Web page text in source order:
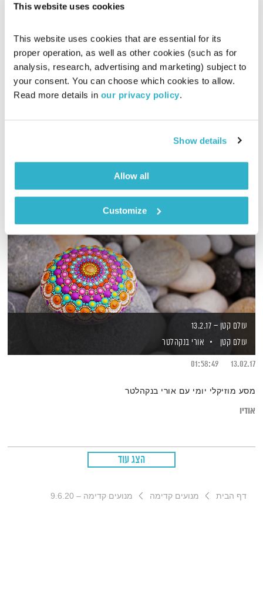
This website uses cookies
This website uses cookies that are essential for its
proper operation, as well as other cookies (such as for
analysis, research, advertising and marketing) subject to
your consent. You can choose which cookies to allow.
Read more details in our privacy policy.
Show details
Allow all
Customize
פה זה טוב
לירון תאני
07.04.21
01:29:19
לירון תאני מארח את אלון נוימן לשיחה והשמעות מהפרויקט החדש,
אודיו
עולם קטן – 13.2.17
עולם קטן
אורי בנקהלטר
13.02.17
01:58:49
מסע מוזיקלי יומי עם אורי בנקהלטר
אודיו
הצג עוד
דף הבית מנועים קדימה מנועים קדימה – 9.6.20